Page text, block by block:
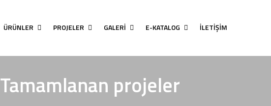
ÜRÜNLER PROJELER GALERİ E-KATALOG İLETİŞİM
Tamamlanan projeler